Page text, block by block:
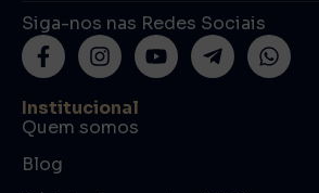
Siga-nos nas Redes Sociais
Institucional
Quem somos
Blog